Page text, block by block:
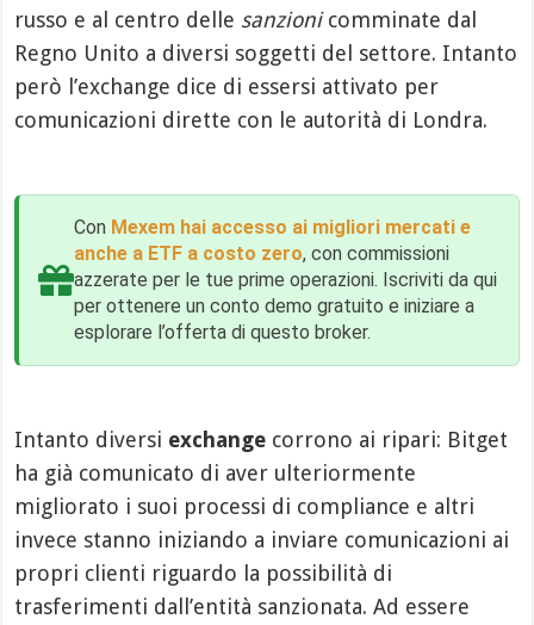
russo e al centro delle sanzionicomminate dal
Regno Unito a diversi soggetti del settore. Intanto
però l’exchange dice di essersi attivato per
comunicazioni dirette con le autorità di Londra.
Con Mexem hai accesso ai migliori mercati e
anche a ETF a costo zero, con commissioni
azzerate per le tue prime operazioni. Iscriviti da qui
per ottenere un conto demo gratuito e iniziare a
esplorare l’offerta di questo broker.
Intanto diversi exchange corrono ai ripari: Bitget
ha già comunicato di aver ulteriormente
migliorato i suoi processi di compliance e altri
invece stanno iniziando a inviare comunicazioni ai
propri clienti riguardo la possibilità di
trasferimenti dall’entità sanzionata. Ad essere